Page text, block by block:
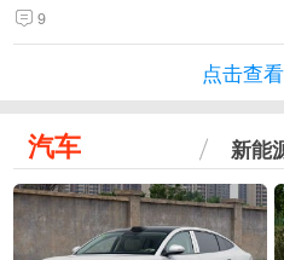
9
点击查
汽车 新能